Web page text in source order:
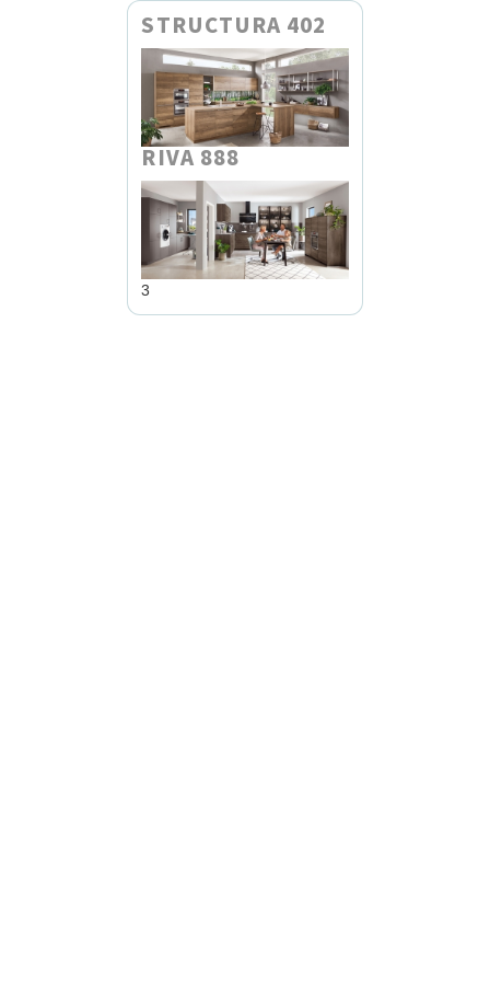
STRUCTURA 402
RIVA 888
3